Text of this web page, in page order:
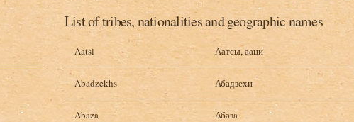
List of tribes, nationalities and geographic names
Aatsi Аатсы, ааци
Abadzekhs Абадзехи
Abaza Абазa